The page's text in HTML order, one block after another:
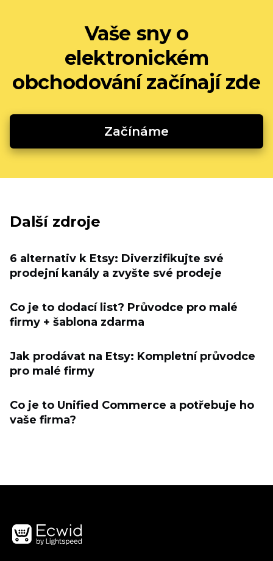
Vaše sny o
elektronickém
obchodování začínají zde
Začínáme
Další zdroje
6 alternativ k Etsy: Diverzifikujte své
prodejní kanály a zvyšte své prodeje
Co je to dodací list? Průvodce pro malé
firmy + šablona zdarma
Jak prodávat na Etsy: Kompletní průvodce
pro malé firmy
Co je to Unified Commerce a potřebuje ho
vaše firma?